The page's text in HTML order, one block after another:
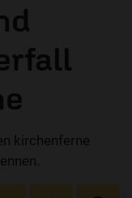
kirchenferne